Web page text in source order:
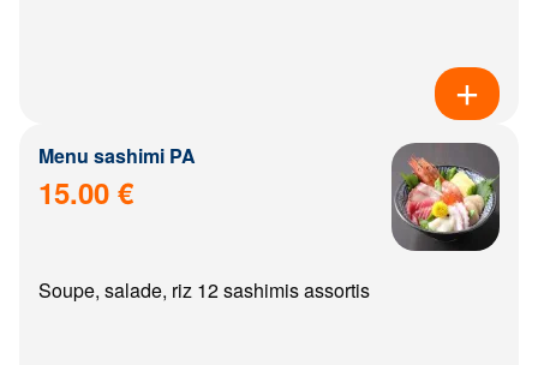
Menu sashimi PA
15.00 €
Soupe, salade, riz 12 sashimis assortis